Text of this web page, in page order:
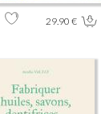
29.90 €